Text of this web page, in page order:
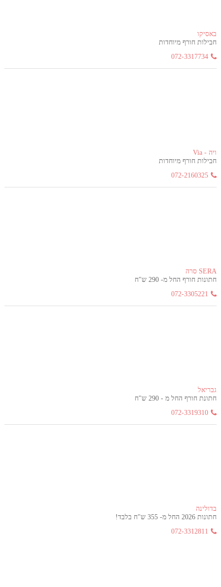
באסיקו
חבילות חורף מיוחדות
072-3317734
ויה - Via
חבילות חורף מיוחדות
072-2160325
SERA סרה
חתונות חורף החל מ- 290 ש"ח
072-3305221
גבריאל
חתונת חורף החל מ - 290 ש"ח
072-3319310
בדולינה
חתונות 2026 החל מ- 355 ש"ח בלבד!
072-3312811